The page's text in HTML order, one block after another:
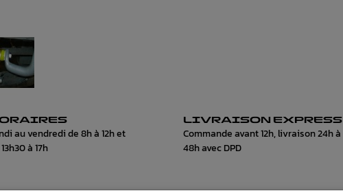
au vendredi de 8h à 12h et
à 17h
LIVRAISON EXPRESS
Commande avant 12h, livraison 24h à
48h avec DPD